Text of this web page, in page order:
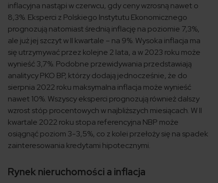
inflacyjna nastąpi w czerwcu, gdy ceny wzrosną nawet o
8,3%. Eksperci z Polskiego Instytutu Ekonomicznego
prognozują natomiast średnią inflację na poziomie 7,3%,
ale już jej szczyt w II kwartale – na 9%. Wysoka inflacja ma
się utrzymywać przez kolejne 2 lata, a w 2023 roku może
wynieść 3,7%. Podobne przewidywania przedstawiają
analitycy PKO BP, którzy dodają jednocześnie, że do
sierpnia 2022 roku maksymalna inflacja może wynieść
nawet 10%. Wszyscy eksperci prognozują również dalszy
wzrost stóp procentowych w najbliższych miesiącach. W II
kwartale 2022 roku stopa referencyjna NBP może
osiągnąć poziom 3-3,5%, co z kolei przełoży się na spadek
zainteresowania kredytami hipotecznymi.
Rynek nieruchomości a inflacja